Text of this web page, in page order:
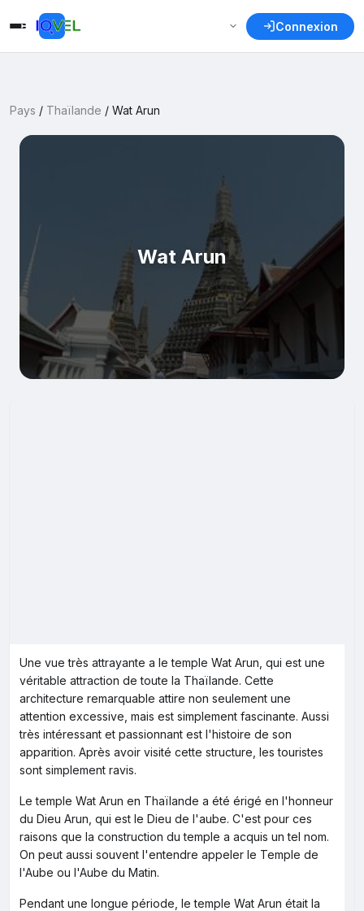
Connexion
Pays / Thaïlande / Wat Arun
Wat Arun
Une vue très attrayante a le temple Wat Arun, qui est une
véritable attraction de toute la Thaïlande. Cette
architecture remarquable attire non seulement une
attention excessive, mais est simplement fascinante. Aussi
très intéressant et passionnant est l'histoire de son
apparition. Après avoir visité cette structure, les touristes
sont simplement ravis.
Le temple Wat Arun en Thaïlande a été érigé en l'honneur
du Dieu Arun, qui est le Dieu de l'aube. C'est pour ces
raisons que la construction du temple a acquis un tel nom.
On peut aussi souvent l'entendre appeler le Temple de
l'Aube ou l'Aube du Matin.
Pendant une longue période, le temple Wat Arun était la